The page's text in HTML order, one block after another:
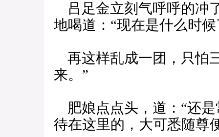
吕足金立刻气呼呼的冲
地喝道：“现在是什么时候
再这样乱成一团，只怕
来。”
肥娘点点头，道：“还
待在这里的，大可悉随尊